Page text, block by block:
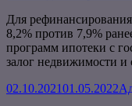
Для рефинансирования
8,2% против 7,9%
программ ипотеки с
залог недвижимости и
Опубликовано
02.10.202101.05.2022